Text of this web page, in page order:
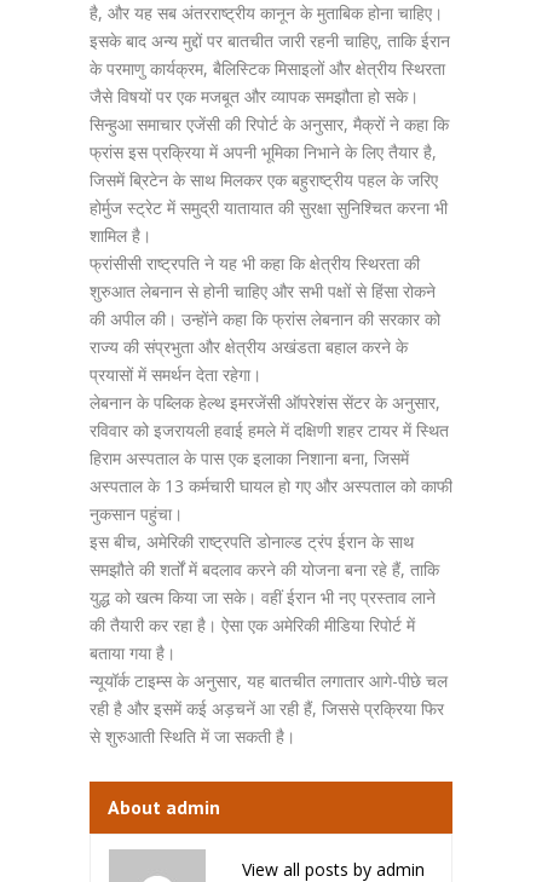
है, और यह सब अंतरराष्ट्रीय कानून के मुताबिक होना चाहिए।
इसके बाद अन्य मुद्दों पर बातचीत जारी रहनी चाहिए, ताकि ईरान
के परमाणु कार्यक्रम, बैलिस्टिक मिसाइलों और क्षेत्रीय स्थिरता
जैसे विषयों पर एक मजबूत और व्यापक समझौता हो सके।
स‍िन्हुआ समाचार एजेंसी की रिपोर्ट के अनुसार, मैक्रों ने कहा कि
फ्रांस इस प्रक्रिया में अपनी भूमिका निभाने के लिए तैयार है,
जिसमें ब्रिटेन के साथ मिलकर एक बहुराष्ट्रीय पहल के जरिए
होर्मुज स्‍ट्रेट में समुद्री यातायात की सुरक्षा सुनिश्चित करना भी
शामिल है।
फ्रांसीसी राष्ट्रपति ने यह भी कहा कि क्षेत्रीय स्थिरता की
शुरुआत लेबनान से होनी चाहिए और सभी पक्षों से हिंसा रोकने
की अपील की। उन्होंने कहा कि फ्रांस लेबनान की सरकार को
राज्य की संप्रभुता और क्षेत्रीय अखंडता बहाल करने के
प्रयासों में समर्थन देता रहेगा।
लेबनान के पब्लिक हेल्थ इमरजेंसी ऑपरेशंस सेंटर के अनुसार,
रविवार को इजरायली हवाई हमले में दक्षिणी शहर टायर में स्थित
हिराम अस्पताल के पास एक इलाका निशाना बना, जिसमें
अस्पताल के 13 कर्मचारी घायल हो गए और अस्पताल को काफी
नुकसान पहुंचा।
इस बीच, अमेरिकी राष्ट्रपति डोनाल्ड ट्रंप ईरान के साथ
समझौते की शर्तों में बदलाव करने की योजना बना रहे हैं, ताकि
युद्ध को खत्म किया जा सके। वहीं ईरान भी नए प्रस्ताव लाने
की तैयारी कर रहा है। ऐसा एक अमेरिकी मीडिया रिपोर्ट में
बताया गया है।
न्यूयॉर्क टाइम्स के अनुसार, यह बातचीत लगातार आगे-पीछे चल
रही है और इसमें कई अड़चनें आ रही हैं, जिससे प्रक्रिया फिर
से शुरुआती स्थिति में जा सकती है।
About admin
View all posts by admin